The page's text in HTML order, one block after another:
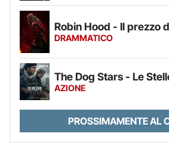
Robin Hood - Il prezzo
DRAMMATICO
The Dog Stars - Le
AZIONE
PROSSIMAMENTE AL